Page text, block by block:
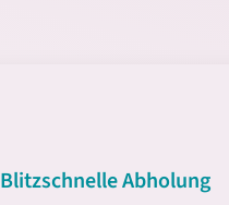
Blitzschnelle Abholung